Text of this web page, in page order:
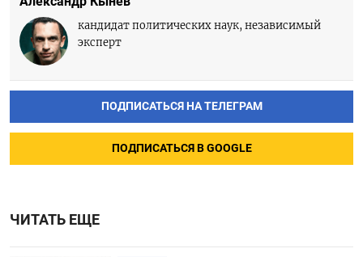
кандидат политических наук, независимый
эксперт
ПОДПИСАТЬСЯ НА ТЕЛЕГРАМ
ПОДПИСАТЬСЯ В GOOGLE
ЧИТАТЬ ЕЩЕ